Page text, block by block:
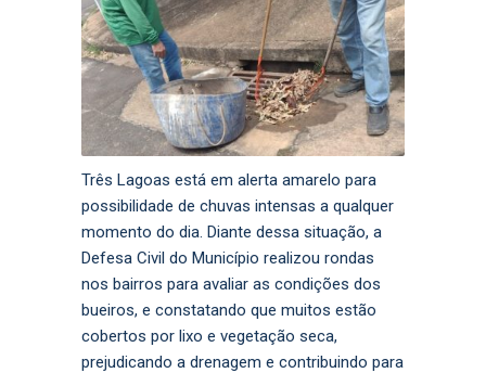
Três Lagoas está em alerta amarelo para
possibilidade de chuvas intensas a qualquer
momento do dia. Diante dessa situação, a
Defesa Civil do Município realizou rondas
nos bairros para avaliar as condições dos
bueiros, e constatando que muitos estão
cobertos por lixo e vegetação seca,
prejudicando a drenagem e contribuindo para